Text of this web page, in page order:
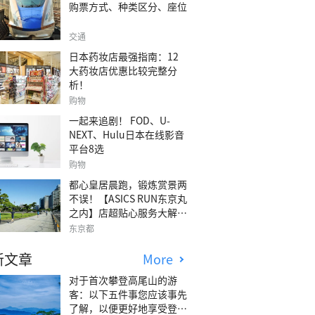
购票方式、种类区分、座位
交通
日本药妆店最强指南：12
大药妆店优惠比较完整分
析！
购物
一起来追剧！ FOD、U-
NEXT、Hulu日本在线影音
平台8选
购物
都心皇居晨跑，锻炼赏景两
不误！【ASICS RUN东京丸
之内】店超贴心服务大解
析！
东京都
章 More
对于首次攀登高尾山的游
客：以下五件事您应该事先
了解，以便更好地享受登山